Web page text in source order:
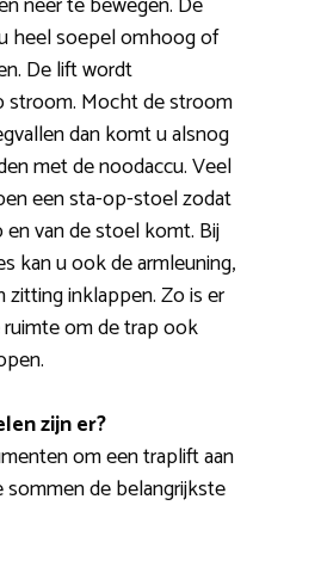
heel soepel omhoog of
De lift wordt
stroom. Mocht de stroom
dan komt u alsnog
met de noodaccu. Veel
een sta-op-stoel zodat
van de stoel komt. Bij
kan u ook de armleuning,
inklappen. Zo is er
om de trap ook
zijn er?
om een traplift aan
sommen de belangrijkste